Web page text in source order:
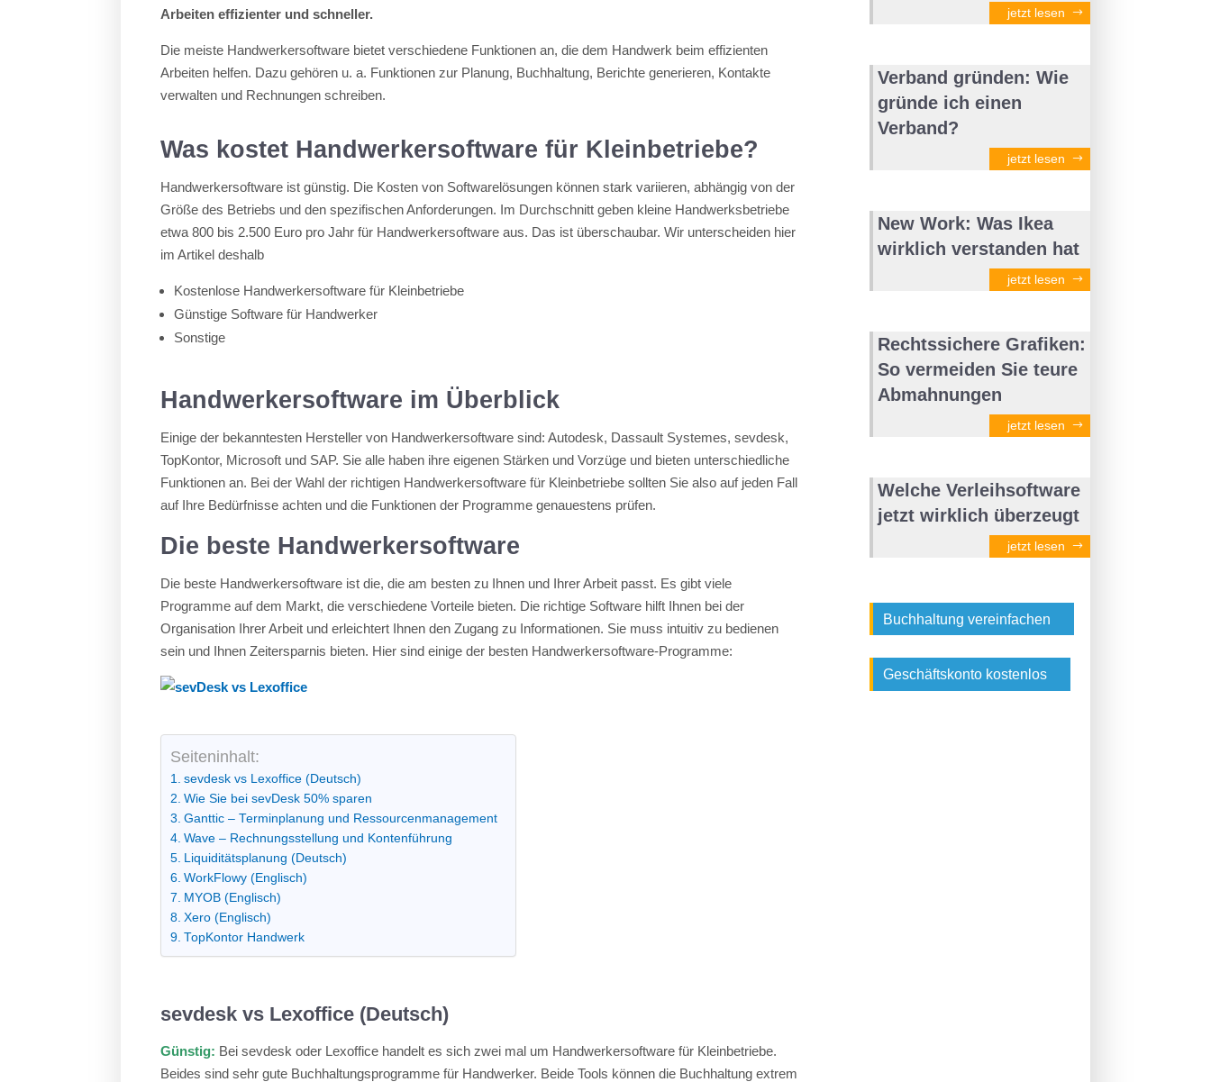
Arbeiten effizienter und schneller.
Die meiste Handwerkersoftware bietet verschiedene Funktionen an, die dem Handwerk beim effizienten
Arbeiten helfen. Dazu gehören u. a. Funktionen zur Planung, Buchhaltung, Berichte generieren, Kontakte
verwalten und Rechnungen schreiben.
Was kostet Handwerkersoftware für Kleinbetriebe?
Handwerkersoftware ist günstig. Die Kosten von Softwarelösungen können stark variieren, abhängig von der
Größe des Betriebs und den spezifischen Anforderungen. Im Durchschnitt geben kleine Handwerksbetriebe
etwa 800 bis 2.500 Euro pro Jahr für Handwerkersoftware aus. Das ist überschaubar. Wir unterscheiden hier
im Artikel deshalb
Kostenlose Handwerkersoftware für Kleinbetriebe
Günstige Software für Handwerker
Sonstige
Handwerkersoftware im Überblick
Einige der bekanntesten Hersteller von Handwerkersoftware sind: Autodesk, Dassault Systemes, sevdesk,
TopKontor, Microsoft und SAP. Sie alle haben ihre eigenen Stärken und Vorzüge und bieten unterschiedliche
Funktionen an. Bei der Wahl der richtigen Handwerkersoftware für Kleinbetriebe sollten Sie also auf jeden Fall
auf Ihre Bedürfnisse achten und die Funktionen der Programme genauestens prüfen.
Die beste Handwerkersoftware
Die beste Handwerkersoftware ist die, die am besten zu Ihnen und Ihrer Arbeit passt. Es gibt viele
Programme auf dem Markt, die verschiedene Vorteile bieten. Die richtige Software hilft Ihnen bei der
Organisation Ihrer Arbeit und erleichtert Ihnen den Zugang zu Informationen. Sie muss intuitiv zu bedienen
sein und Ihnen Zeitersparnis bieten. Hier sind einige der besten Handwerkersoftware-Programme:
Seiteninhalt:
sevdesk vs Lexoffice (Deutsch)
Wie Sie bei sevDesk 50% sparen
Ganttic – Terminplanung und Ressourcenmanagement
Wave – Rechnungsstellung und Kontenführung
Liquiditätsplanung (Deutsch)
WorkFlowy (Englisch)
MYOB (Englisch)
Xero (Englisch)
TopKontor Handwerk
sevdesk vs Lexoffice (Deutsch)
Günstig: Bei sevdesk oder Lexoffice handelt es sich zwei mal um Handwerkersoftware für Kleinbetriebe.
Beides sind sehr gute Buchhaltungsprogramme für Handwerker. Beide Tools können die Buchhaltung extrem
jetzt lesen
Verband gründen: Wie
gründe ich einen
Verband?
jetzt lesen
New Work: Was Ikea
wirklich verstanden hat
jetzt lesen
Rechtssichere Grafiken:
So vermeiden Sie teure
Abmahnungen
jetzt lesen
Welche Verleihsoftware
jetzt wirklich überzeugt
jetzt lesen
Buchhaltung vereinfachen
Geschäftskonto kostenlos